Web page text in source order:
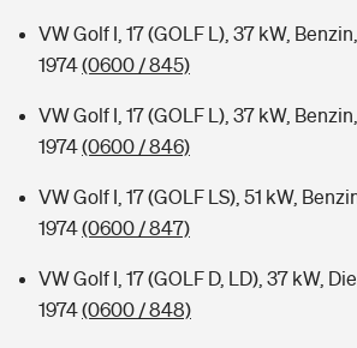
VW Golf I, 17 (GOLF L), 37 kW,
1974(0600 / 845)
VW Golf I, 17 (GOLF L), 37 kW,
1974(0600 / 846)
VW Golf I, 17 (GOLF LS), 51 kW,
1974(0600 / 847)
VW Golf I, 17 (GOLF D, LD), 37 kW,
1974(0600 / 848)